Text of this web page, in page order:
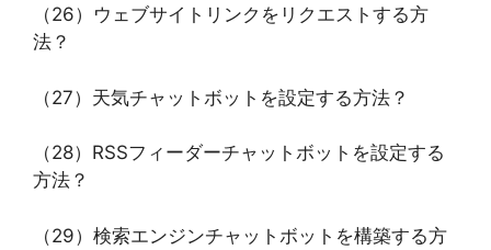
（26）ウェブサイトリンクをリクエストする方
法？
（27）天気チャットボットを設定する方法？
（28）RSSフィーダーチャットボットを設定する
方法？
（29）検索エンジンチャットボットを構築する方